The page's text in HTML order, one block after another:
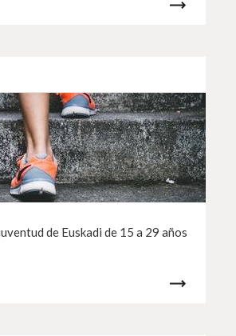
de Euskadi de 15 a 29 años